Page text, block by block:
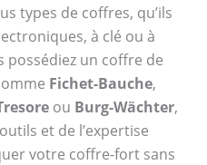
types de coffres, qu’ils
à clé ou à
possédiez un coffre de
Fichet-Bauche,
ou Burg-Wächter,
et de l’expertise
votre coffre-fort sans